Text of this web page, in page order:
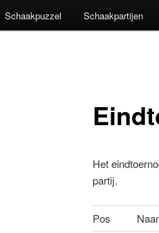
Schaakpuzzel Schaakpartijen
Het
partij.
Pos